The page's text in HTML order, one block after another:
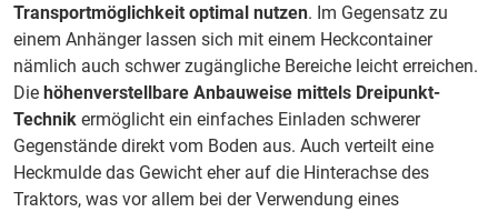
Transportmöglichkeit optimal nutzen. Im Gegensatz zu
einem Anhänger lassen sich mit einem Heckcontainer
nämlich auch schwer zugängliche Bereiche leicht erreichen.
Die höhenverstellbare Anbauweise mittels Dreipunkt-
Technik ermöglicht ein einfaches Einladen schwerer
Gegenstände direkt vom Boden aus. Auch verteilt eine
Heckmulde das Gewicht eher auf die Hinterachse des
Traktors, was vor allem bei der Verwendung eines